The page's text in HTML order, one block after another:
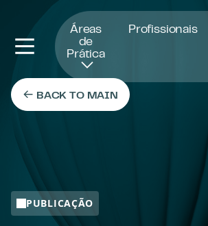
Áreas
de
Prática
Profissionais
BACK TO MAIN
PUBLICAÇÃO
Abre numa nova janela